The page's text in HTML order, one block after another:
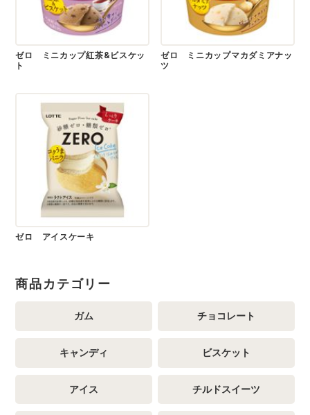
ゼロ ミニカップ紅茶&ビスケッ
ト
ゼロ ミニカップマカダミアナッ
ツ
ゼロ アイスケーキ
商品カテゴリー
ガム チョコレート
キャンディ ビスケット
アイス チルドスイーツ